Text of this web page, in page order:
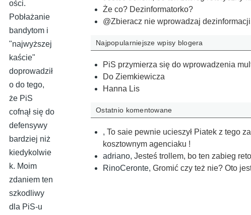
ości.
Pobłażanie
bandytom i
"najwyższej
kaście"
doprowadził
o do tego,
że PiS
cofnął się do
defensywy
bardziej niż
kiedykolwie
k. Moim
zdaniem ten
szkodliwy
dla PiS-u
Że co? Dezinformatorko?
@Zbieracz nie wprowadzaj
Najpopularniejsze wpisy blogera
PiS przymierza się do wprowadzenia
Do Ziemkiewicza
Hanna Lis
Ostatnio komentowane
, To saie pewnie ucieszył Piatek z tego
kosztownym agenciaku !
adriano, Jesteś trollem, bo ten zabieg
RinoCeronte, Gromić czy też nie? Oto